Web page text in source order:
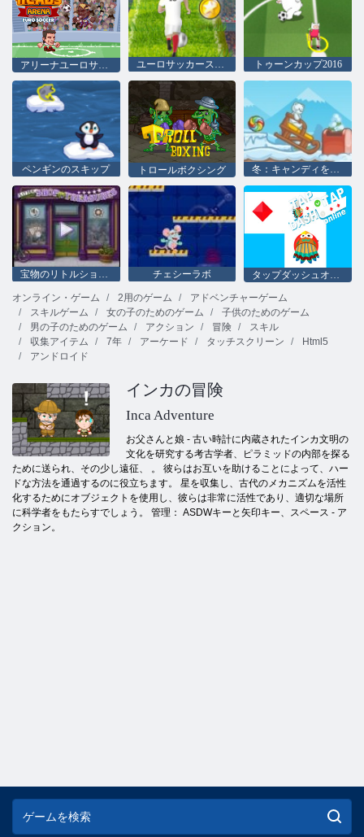
アリーナユーロサッカーヘッズ ユーロサッカースプリント トゥーンカップ2016
ペンギンのスキップ トロールボクシング 冬：キャンディを検索
チェシーラボ
タップダッシュオンライン
オンライン・ゲーム
2用のゲーム
アドベンチャーゲーム
スキルゲーム
女の子のためのゲーム
子供のためのゲーム
男の子のためのゲーム
アクション 冒険
スキル
収集アイテム
7年 アーケード タッチスクリーン
Html5
アンドロイド
インカの冒険
Inca Adventure
お父さんと娘 - 古い時計に内蔵されたインカ文明の
文化を研究する考古学者、ピラミッドの内部を探る
ために送られ、その少し遠征、 。 彼らはお互いを助けることによって、ハー
ドな方法を通過するのに役立ちます。 星を収集し、古代のメカニズムを活性
化するためにオブジェクトを使用し、彼らは非常に活性であり、適切な場所
に科学者をもたらすでしょう。 管理： ASDWキーと矢印キー、スペース - ア
クション。